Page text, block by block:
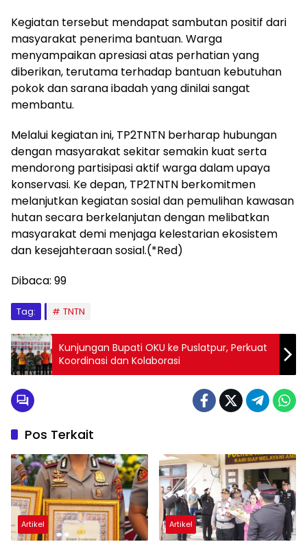
Kegiatan tersebut mendapat sambutan positif dari
masyarakat penerima bantuan. Warga
menyampaikan apresiasi atas perhatian yang
diberikan, terutama terhadap bantuan kebutuhan
pokok dan sarana ibadah yang dinilai sangat
membantu.
Melalui kegiatan ini, TP2TNTN berharap hubungan
dengan masyarakat sekitar semakin kuat serta
mendorong partisipasi aktif warga dalam upaya
konservasi. Ke depan, TP2TNTN berkomitmen
melanjutkan kegiatan sosial dan pemulihan kawasan
hutan secara berkelanjutan dengan melibatkan
masyarakat demi menjaga kelestarian ekosistem
dan kesejahteraan sosial.(*Red)
Dibaca: 99
Tag: TNTN
Kunjungan Bupati OKU ke Puslatpur, Perkuat
Koordinasi dan Kolaborasi
Pos Terkait
Artikel Artikel